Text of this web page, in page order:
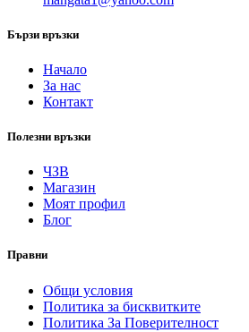
Бързи връзки
Начало
За нас
Контакт
Полезни връзки
ЧЗВ
Магазин
Моят профил
Блог
Правни
Общи условия
Политика за бисквитките
Политика За Поверителност